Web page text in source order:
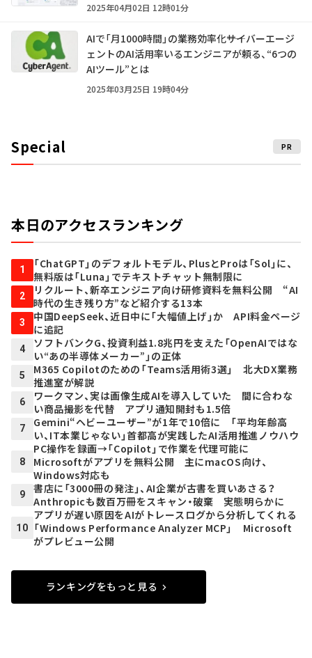
2025年04月02日 12時01分
AIで「月1000時間」の業務効率化――サイバーエージ
ェントのAI活用率いるエンジニアが頼る、“6つの
AIツール”とは
2025年03月25日 19時04分
Special PR
本日のアクセスランキング
1
「ChatGPT」のデフォルトモデル、PlusとProは「Sol」に、
無料版は「Luna」でテキストチャット無制限に
2
リクルート、新卒エンジニア向け研修資料を無料公開 “AI
時代の生き残り方”など紹介する13本
3
中国DeepSeek、近日中に「大幅値上げ」か API料金ページ
に追記
4
ソフトバンクG、投資利益1.8兆円を支えた「OpenAIではな
い“あの半導体メーカー”」の正体
5
M365 Copilotのための「Teams活用術3選」 北大DX業務
推進室が解説
6
ワークマン、実は画像生成AIを導入していた 間に合わな
い商品撮影を代替 アプリ通知開封も1.5倍
7
Gemini“ヘビーユーザー”が1年で10倍に 「平均年齢高
い、IT本業じゃない」首都高が実践したAI活用推進ノウハウ
8
PC操作を録画→「Copilot」で作業を代理可能に
Microsoftがアプリを無料公開 主にmacOS向け、
Windows対応も
9
書店に「3000冊の発注」、AI企業が古書を買いあさる？
Anthropicも数百万冊をスキャン・破棄 実態明らかに
10
アプリが遅い原因をAIがトレースログから分析してくれる
「Windows Performance Analyzer MCP」 Microsoft
がプレビュー公開
ランキングをもっと見る